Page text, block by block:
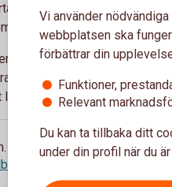
ett sparande som enskild
den andra, säger
pensionsrätter för sin
partner förbättras den
.
I åldersgruppen 65-69 år
Vi använder
webbplatsen ska
förbättrar din
Funktioner,
Relevant
Du kan ta tillbaka ditt
under din profil när du